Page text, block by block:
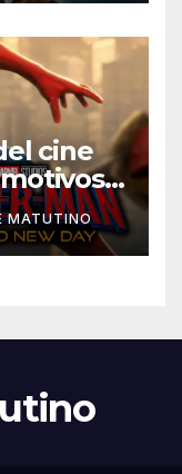
cine
MATUTINO